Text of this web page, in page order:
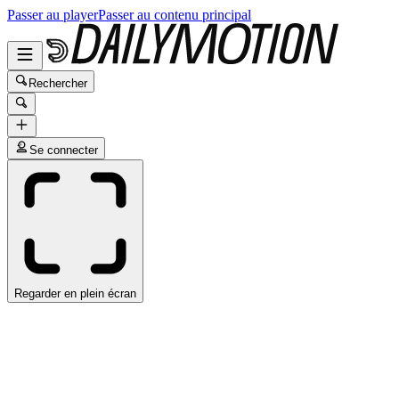
Passer au playerPasser au contenu principal
Rechercher
Se connecter
Regarder en plein écran